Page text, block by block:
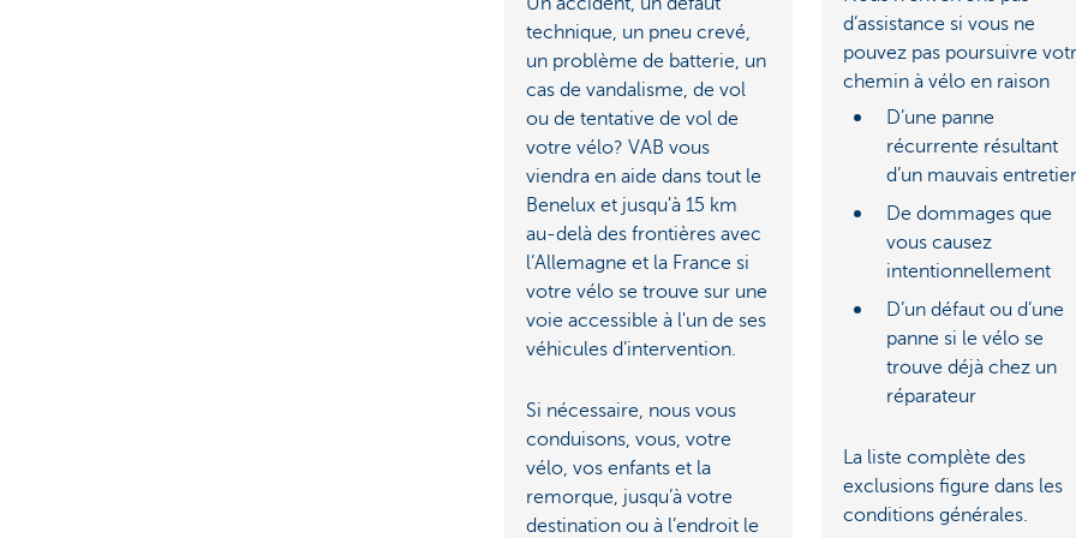
technique, un pneu crevé,
un problème de batterie, un
cas de vandalisme, de vol
ou de tentative de vol de
votre vélo? VAB vous
viendra en aide dans tout le
Benelux et jusqu'à 15 km
au-delà des frontières avec
l’Allemagne et la France si
votre vélo se trouve sur une
voie accessible à l'un de ses
véhicules d’intervention.
Si nécessaire, nous vous
conduisons, vous, votre
vélo, vos enfants et la
remorque, jusqu’à votre
destination ou à l’endroit le
d’assistance si vous ne
pouvez pas poursuivre
chemin à vélo en raison
D’une panne
récurrente résultant
d’un mauvais
De dommages que
vous causez
intentionnellement
D’un défaut ou d’une
panne si le vélo se
trouve déjà chez un
réparateur
La liste complète des
exclusions figure dans les
conditions générales.